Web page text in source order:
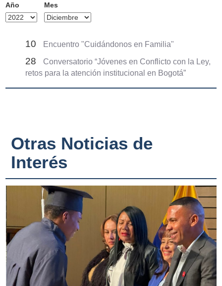
Año Mes
10 Encuentro "Cuidándonos en Familia"
28
Conversatorio “Jóvenes en Conflicto con la Ley,
retos para la atención institucional en Bogotá”
Otras Noticias de
Interés